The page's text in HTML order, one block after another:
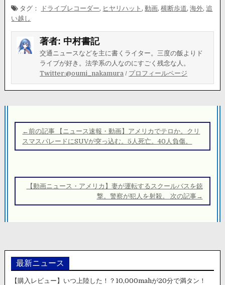
タグ： ドライブレコーダー, ヒヤリハット ,動画,横断歩道,海外,追
い越し
著者: 中村書記
交通ニュースなどを主に書くライター。三度の飯よりド
ライブが好き。法学系の人なのにすごく残念な人。
Twitter:@oumi_nakamura / プロフィールページ
稿
ナ
ー
←前の記事 【ニュース速報・動画】アメリカでテロか。クリ
スマスパレードにSUVが突っ込む。5人死亡。40人負傷。
【動画ニュース・アメリカ】妻が運転するスクールバスを銃
撃。警察が犯人を射殺。 次の記事→
最新ニュース
【購入レビュー】いつ上陸した！？10,000mahが20分で満タン！